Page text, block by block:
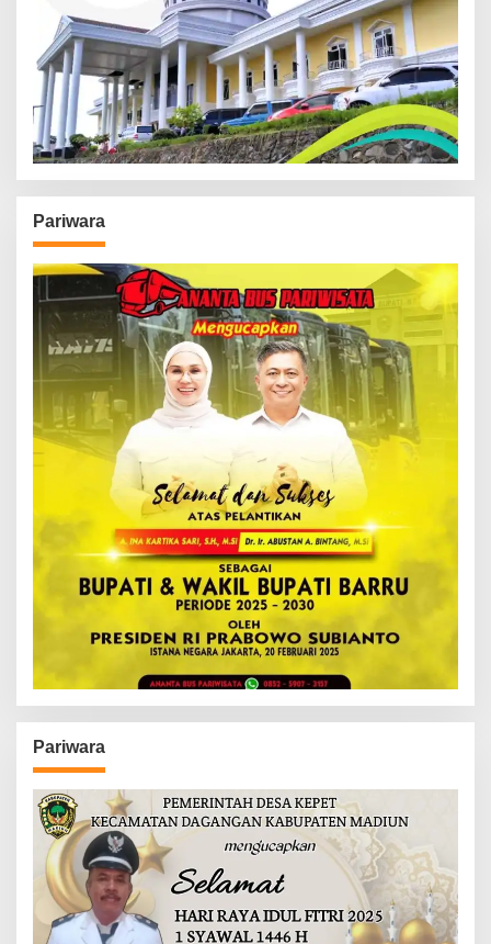
Pariwara
Pariwara